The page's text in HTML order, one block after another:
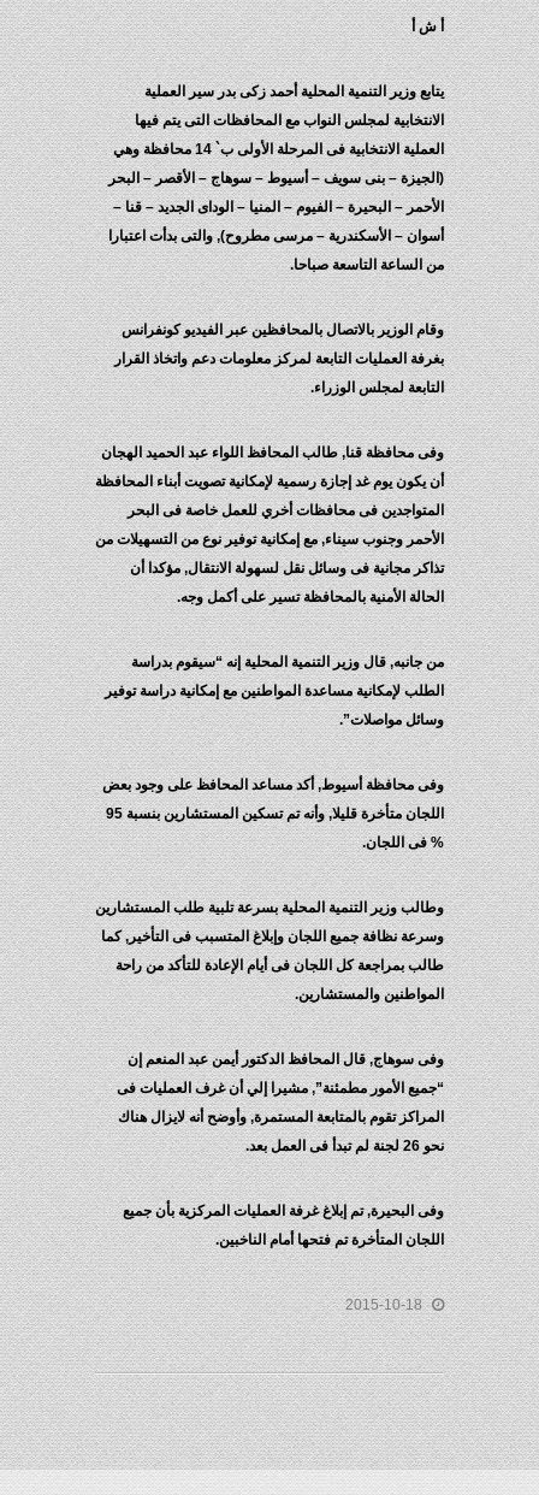
أ ش أ
يتابع وزير التنمية المحلية أحمد زكى بدر سير العملية
الانتخابية لمجلس النواب مع المحافظات التى يتم فيها
العملية الانتخابية فى المرحلة الأولى ب` 14 محافظة وهي
(الجيزة – بنى سويف – أسيوط – سوهاج – الأقصر – البحر
الأحمر – البحيرة – الفيوم – المنيا – الوداى الجديد – قنا –
أسوان – الأسكندرية – مرسى مطروح), والتى بدأت اعتبارا
من الساعة التاسعة صباحا.
وقام الوزير بالاتصال بالمحافظين عبر الفيديو كونفرانس
بغرفة العمليات التابعة لمركز معلومات دعم واتخاذ القرار
التابعة لمجلس الوزراء.
وفى محافظة قنا, طالب المحافظ اللواء عبد الحميد الهجان
أن يكون يوم غد إجازة رسمية لإمكانية تصويت أبناء المحافظة
المتواجدين فى محافظات أخري للعمل خاصة فى البحر
الأحمر وجنوب سيناء, مع إمكانية توفير نوع من التسهيلات من
تذاكر مجانية فى وسائل نقل لسهولة الانتقال, مؤكدا أن
الحالة الأمنية بالمحافظة تسير على أكمل وجه.
من جانبه, قال وزير التنمية المحلية إنه “سيقوم بدراسة
الطلب لإمكانية مساعدة المواطنين مع إمكانية دراسة توفير
وسائل مواصلات”.
وفى محافظة أسيوط, أكد مساعد المحافظ على وجود بعض
اللجان متأخرة قليلا, وأنه تم تسكين المستشارين بنسبة 95
% فى اللجان.
وطالب وزير التنمية المحلية بسرعة تلبية طلب المستشارين
وسرعة نظافة جميع اللجان وإبلاغ المتسبب فى التأخير, كما
طالب بمراجعة كل اللجان فى أيام الإعادة للتأكد من راحة
المواطنين والمستشارين.
وفى سوهاج, قال المحافظ الدكتور أيمن عبد المنعم إن
“جميع الأمور مطمئنة”, مشيرا إلي أن غرف العمليات فى
المراكز تقوم بالمتابعة المستمرة, وأوضح أنه لايزال هناك
نحو 26 لجنة لم تبدأ فى العمل بعد.
وفى البحيرة, تم إبلاغ غرفة العمليات المركزية بأن جميع
اللجان المتأخرة تم فتحها أمام الناخبين.
2015-10-18